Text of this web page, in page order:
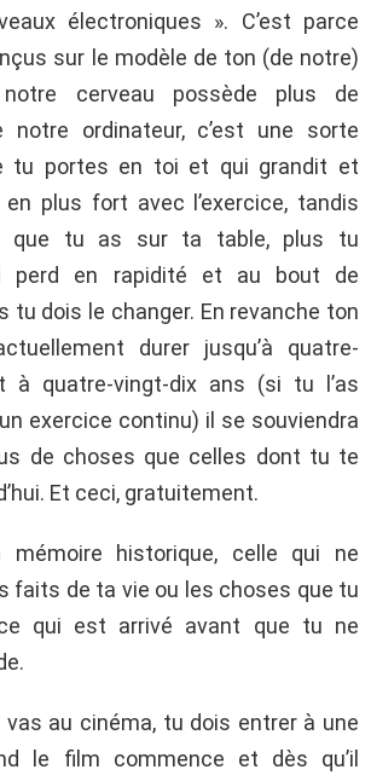
électroniques ». C’est parce
sur le modèle de ton (de notre)
cerveau possède plus de
notre ordinateur, c’est une sorte
tu portes en toi et qui grandit et
plus fort avec l’exercice, tandis
que tu as sur ta table, plus tu
perd en rapidité et au bout de
tu dois le changer. En revanche ton
durer jusqu’à quatre-
à quatre-vingt-dix ans (si tu l’as
exercice continu) il se souviendra
de choses que celles dont tu te
Et ceci, gratuitement.
historique, celle qui ne
faits de ta vie ou les choses que tu
qui est arrivé avant que tu ne
vas au cinéma, tu dois entrer à une
le film commence et dès qu’il